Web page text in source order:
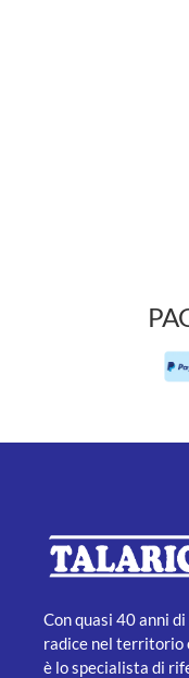
Con quasi 40 anni
radice nel territorio
è lo specialista di